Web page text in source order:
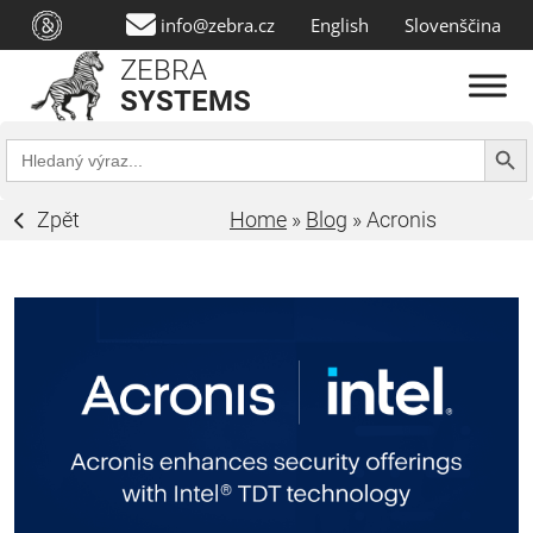
info@zebra.cz English Slovenščina
ZEBRA
SYSTEMS
Search
for:
Search
Zpět Home » Blog »Acronis